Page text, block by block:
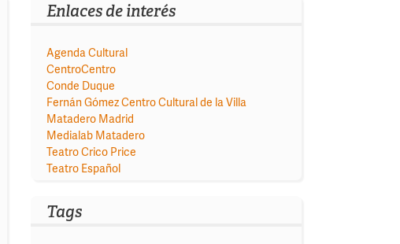
Enlaces de interés
Agenda Cultural
CentroCentro
Conde Duque
Fernán Gómez Centro Cultural de la Villa
Matadero Madrid
Medialab Matadero
Teatro Crico Price
Teatro Español
Tags